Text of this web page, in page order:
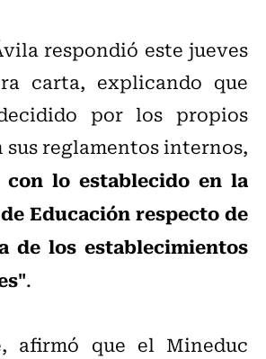
respondió este jueves
carta, explicando que
por los propios
reglamentos internos,
con lo establecido en la
Educación respecto de
de los establecimientos
.
afirmó que el Mineduc